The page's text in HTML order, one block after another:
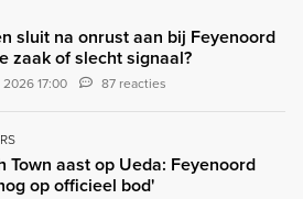
sluit na onrust aan bij Feyenoord
zaak of slecht signaal?
17:00 87 reacties
Town aast op Ueda: Feyenoord
op officieel bod'